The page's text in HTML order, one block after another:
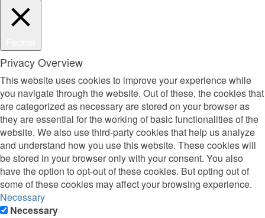
Privacy Overview
This website uses cookies to improve your experience while
you navigate through the website. Out of these, the cookies that
are categorized as necessary are stored on your browser as
they are essential for the working of basic functionalities of the
website. We also use third-party cookies that help us analyze
and understand how you use this website. These cookies will
be stored in your browser only with your consent. You also
have the option to opt-out of these cookies. But opting out of
some of these cookies may affect your browsing experience.
Necessary
Necessary